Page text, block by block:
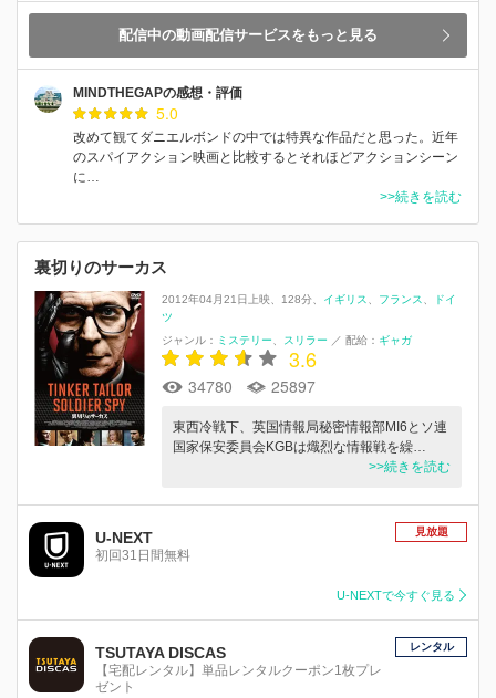
配信中の動画配信サービスをもっと見る
MINDTHEGAPの感想・評価
5.0
改めて観てダニエルボンドの中では特異な作品だと思った。近年
のスパイアクション映画と比較するとそれほどアクションシーン
に…
>>続きを読む
裏切りのサーカス
2012年04月21日上映 128分 イギリス フランス
ドイ
ツ
ジャンル： ミステリー スリラー ／ 配給： ギャガ
3.6
34780 25897
東西冷戦下、英国情報局秘密情報部MI6とソ連
国家保安委員会KGBは熾烈な情報戦を繰…
>>続きを読む
U-NEXT
初回31日間無料
見放題
U-NEXTで今すぐ見る
TSUTAYA DISCAS
【宅配レンタル】単品レンタルクーポン1枚プレ
ゼント
レンタル